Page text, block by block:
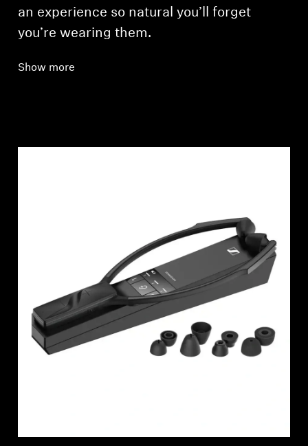
an experience so natural you’ll forget
you’re wearing them.
Show more